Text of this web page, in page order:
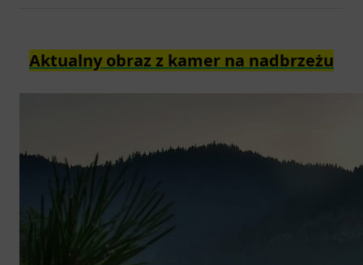
Aktualny obraz z kamer na nadbrzeżu